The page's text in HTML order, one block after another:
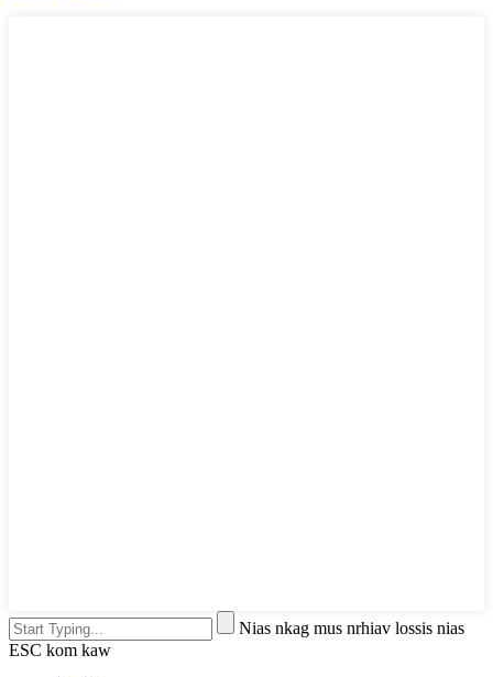
Nias nkag mus nrhiav lossis nias
ESC kom kaw